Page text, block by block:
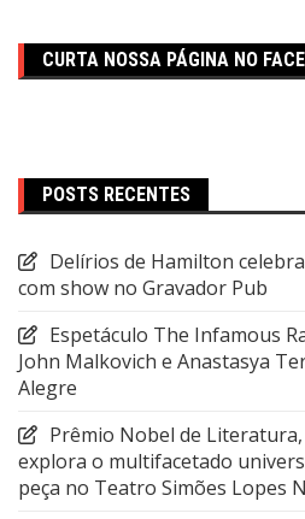
CURTA NOSSA PÁGINA NO
POSTS RECENTES
Delírios de Hamilton
com show no Gravador Pub
Espetáculo The Infamous
John Malkovich e Anastasya
Alegre
Prêmio Nobel de Literatura,
explora o multifacetado
peça no Teatro Simões Lopes